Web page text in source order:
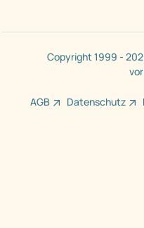
Copyright 1999 -
AGB Datenschutz